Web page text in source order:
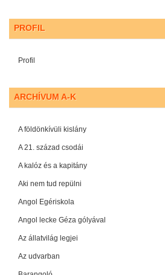
PROFIL
Profil
ARCHÍVUM A-K
A földönkívüli kislány
A 21. század csodái
A kalóz és a kapitány
Aki nem tud repülni
Angol Egériskola
Angol lecke Géza gólyával
Az állatvilág legjei
Az udvarban